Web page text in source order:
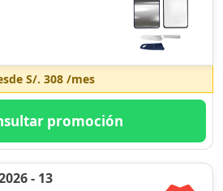
S/. 308/mes
promoción
- 13